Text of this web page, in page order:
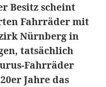
Besitz scheint
Fahrräder mit
Nürnberg in
tatsächlich
Fahrräder
Jahre das